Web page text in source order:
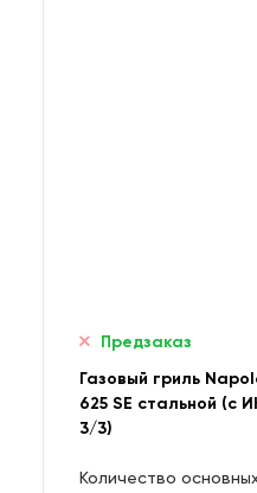
Предзаказ
Газовый гриль
625 SE стальной (с
3/3)
Количество